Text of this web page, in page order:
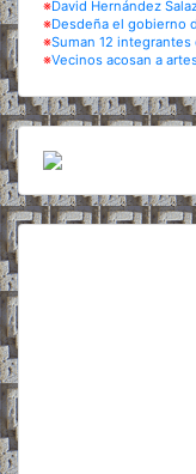
※David Hernández
※Desdeña el gobierno
※Suman 12
※Vecinos acosan a